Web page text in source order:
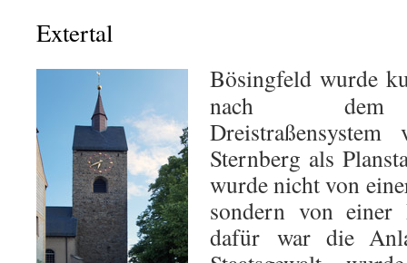
Extertal
Bösingfeld wurde
nach dem
Sternberg als
wurde nicht von
sondern von einer
dafür war die